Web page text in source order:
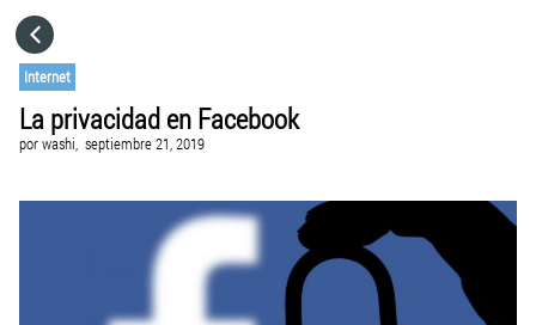
Internet
La privacidad en Facebook
porwashi, septiembre 21, 2019
CATEGORÍAS
IR A
VISITA EL SITIO WEB